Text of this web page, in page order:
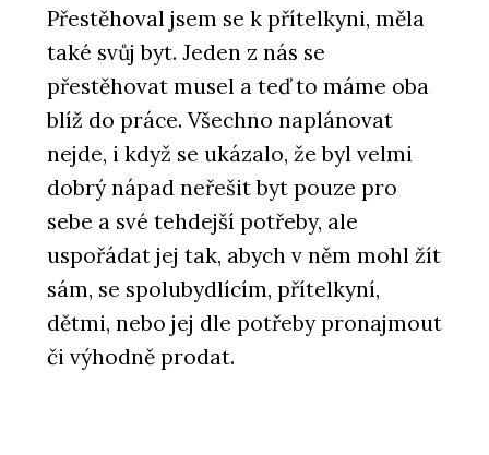
Přestěhoval jsem se k přítelkyni, měla
také svůj byt. Jeden z nás se
přestěhovat musel a teď to máme oba
blíž do práce. Všechno naplánovat
nejde, i když se ukázalo, že byl velmi
dobrý nápad neřešit byt pouze pro
sebe a své tehdejší potřeby, ale
uspořádat jej tak, abych v něm mohl žít
sám, se spolubydlícím, přítelkyní,
dětmi, nebo jej dle potřeby pronajmout
či výhodně prodat.